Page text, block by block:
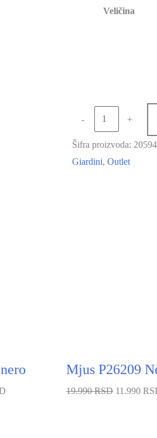
Veličina
- +
Šifra proizvoda:
Giardini, Outlet
Mjus P26209
19.990 RSD 11.990